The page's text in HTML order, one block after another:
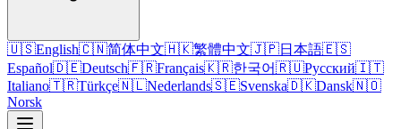
🇺🇸English🇨🇳简体中文🇭🇰繁體中文🇯🇵日本語🇪🇸
Español🇩🇪Deutsch🇫🇷Français🇰🇷한국어🇷🇺Русский🇮🇹
Italiano🇹🇷Türkçe🇳🇱Nederlands🇸🇪Svenska🇩🇰Dansk🇳🇴
Norsk